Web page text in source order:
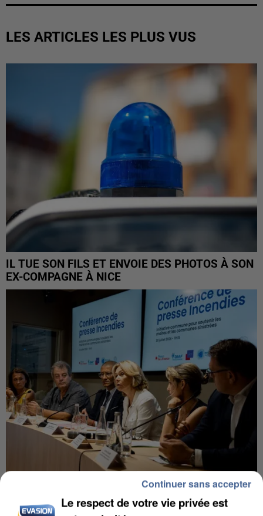
LES ARTICLES LES PLUS VUS
IL TUE SON FILS ET ENVOIE DES PHOTOS À SON
EX-COMPAGNE À NICE
INCENDIES : L’ÎLE-DE-FRANCE LANCE UN ÉLAN
DE SOLIDARITÉ AVEC LES...
Le respect de votre vie privée est
Continuer sans accepter